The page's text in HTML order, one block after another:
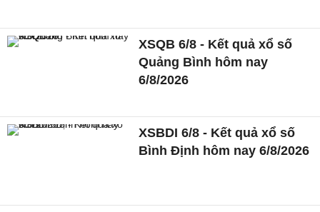
XSQB 6/8 - Kết quả xổ số
Quảng Bình hôm nay
6/8/2026
XSBDI 6/8 - Kết quả xổ số
Bình Định hôm nay 6/8/2026